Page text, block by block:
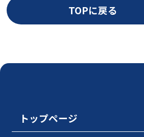
TOPに戻る
トップページ